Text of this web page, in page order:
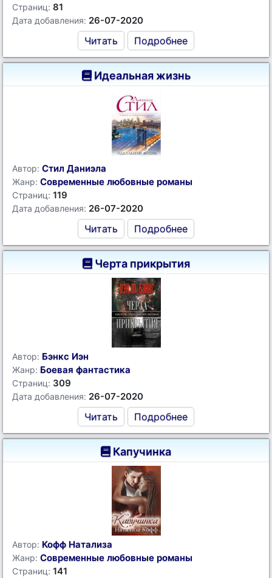
Страниц: 81
Дата добавления: 26-07-2020
Читать Подробнее
Идеальная жизнь
Автор: Стил Даниэла
Жанр: Современные любовные романы
Страниц: 119
Дата добавления: 26-07-2020
Читать Подробнее
Черта прикрытия
Автор: Бэнкс Иэн
Жанр: Боевая фантастика
Страниц: 309
Дата добавления: 26-07-2020
Читать Подробнее
Капучинка
Автор: Кофф Натализа
Жанр: Современные любовные романы
Страниц: 141